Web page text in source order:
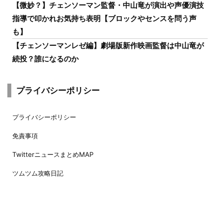
【微妙？】チェンソーマン監督・中山竜が演出や声優演技
指導で叩かれお気持ち表明【ブロックやセンスを問う声
も】
【チェンソーマンレゼ編】劇場版新作映画監督は中山竜が
続投？誰になるのか
プライバシーポリシー
プライバシーポリシー
免責事項
TwitterニュースまとめMAP
ツムツム攻略日記